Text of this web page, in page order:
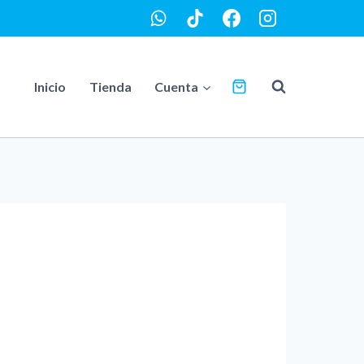
Inicio Tienda Cuenta